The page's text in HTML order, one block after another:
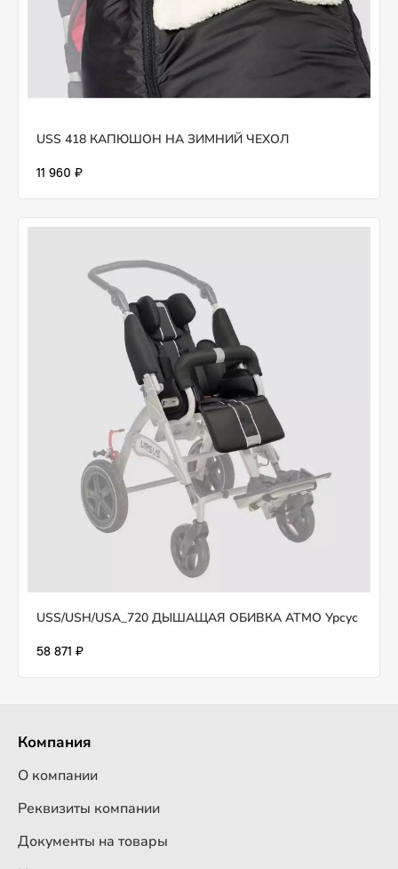
USS 418 КАПЮШОН НА ЗИМНИЙ ЧЕХОЛ
11 960 ₽
USS/USH/USA_720 ДЫШАЩАЯ ОБИВКА ATMO Урсус
58 871 ₽
Компания
О компании
Реквизиты компании
Документы на товары